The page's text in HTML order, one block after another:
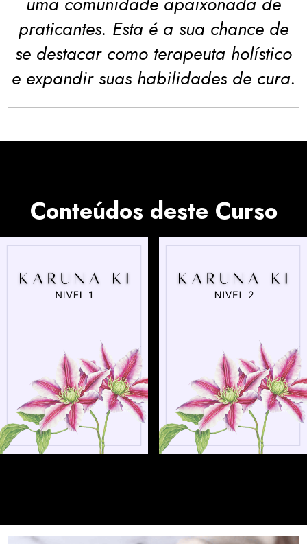
praticantes. Esta é a sua chance de
se destacar como terapeuta holístico
e expandir suas habilidades de cura.
Conteúdos deste Curso